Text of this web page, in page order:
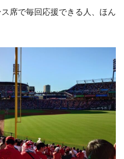
席で毎回応援できる人、ほん